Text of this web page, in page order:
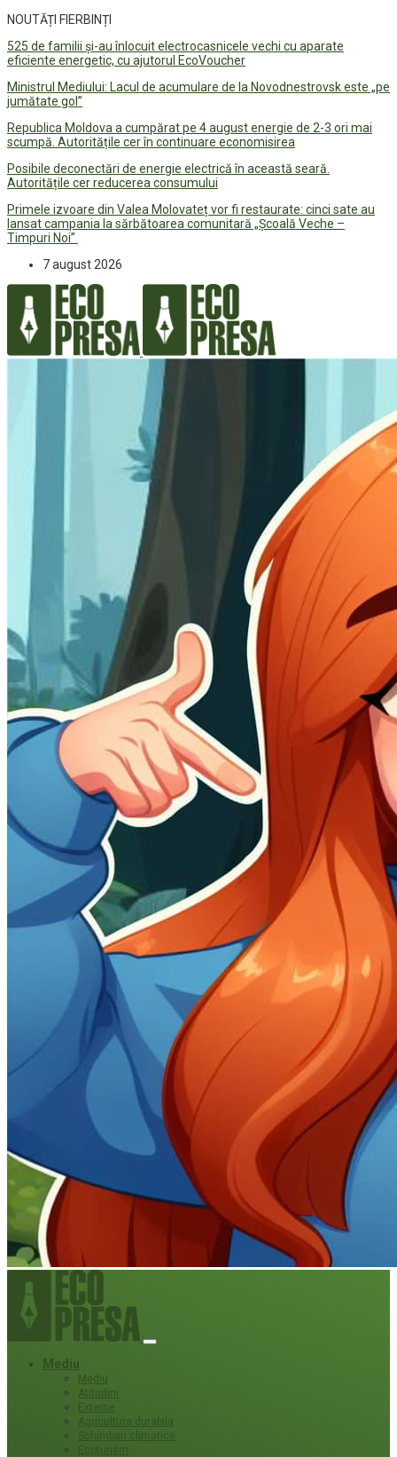
NOUTĂȚI FIERBINȚI
525 de familii și-au înlocuit electrocasnicele vechi cu aparate
eficiente energetic, cu ajutorul EcoVoucher
Ministrul Mediului: Lacul de acumulare de la Novodnestrovsk este „pe
jumătate gol”
Republica Moldova a cumpărat pe 4 august energie de 2-3 ori mai
scumpă. Autoritățile cer în continuare economisirea
Posibile deconectări de energie electrică în această seară.
Autoritățile cer reducerea consumului
Primele izvoare din Valea Molovateț vor fi restaurate: cinci sate au
lansat campania la sărbătoarea comunitară „Școală Veche –
Timpuri Noi”
7 august 2026
Mediu
Mediu
Atitudini
Externe
Agricultura durabila
Schimbari climatice
Ecoturism